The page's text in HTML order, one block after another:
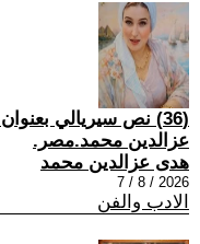
(36) نص سيريالي
عزالدين محمد.مصر.
هدى عزالدين محمد
2026 / 8 / 7
الادب والفن